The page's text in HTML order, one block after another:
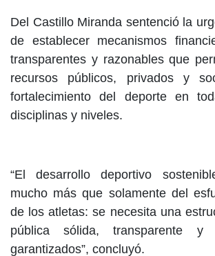
Del Castillo Miranda sentenció la
de establecer mecanismos
transparentes y razonables que
recursos públicos, privados y
fortalecimiento del deporte en
disciplinas y niveles.
“El desarrollo deportivo
mucho más que solamente del
de los atletas: se necesita una
pública sólida, transparente y
garantizados”, concluyó.